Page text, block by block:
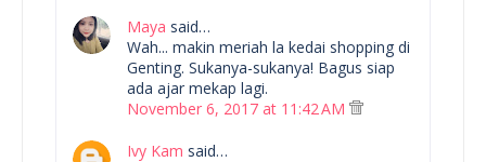
Maya said…
Wah... makin meriah la kedai shopping di
Genting. Sukanya-sukanya! Bagus siap
ada ajar mekap lagi.
November 6, 2017 at 11:42 AM
Ivy Kam said…